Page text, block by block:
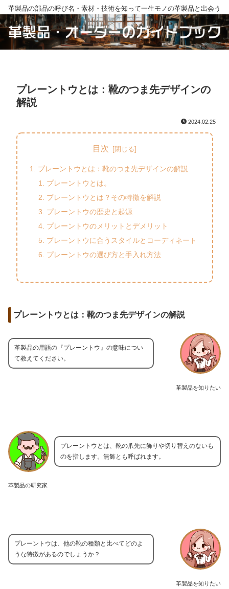
革製品の部品の呼び名・素材・技術を知って一生モノの革製品と出会う
プレーントウとは：靴のつま先デザインの
解説
2024.02.25
目次
プレーントウとは：靴のつま先デザインの解説
プレーントウとは。
プレーントウとは？その特徴を解説
プレーントウの歴史と起源
プレーントウのメリットとデメリット
プレーントウに合うスタイルとコーディネート
プレーントウの選び方と手入れ方法
プレーントウとは：靴のつま先デザインの解説
革製品を知りたい
革製品の用語の『プレーントウ』の意味につい
て教えてください。
革製品の研究家
プレーントウとは、靴の爪先に飾りや切り替えのないも
のを指します。無飾とも呼ばれます。
革製品を知りたい
プレーントウは、他の靴の種類と比べてどのよ
うな特徴があるのでしょうか？